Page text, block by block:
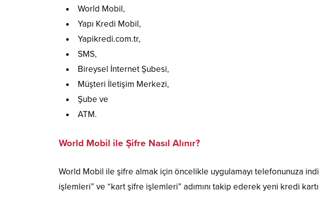
World Mobil,
Yapı Kredi Mobil,
Yapikredi.com.tr,
SMS,
Bireysel İnternet Şubesi,
Müşteri İletişim Merkezi,
Şube ve
ATM.
World Mobil ile Şifre Nasıl Alınır?
World Mobil ile şifre almak için öncelikle uygulamayı telefonunuza
işlemleri” ve “kart şifre işlemleri” adımını takip ederek yeni kredi